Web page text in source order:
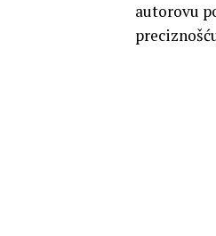
autorovu